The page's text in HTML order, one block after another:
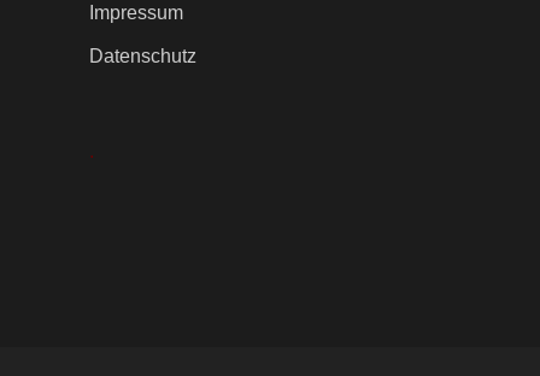
Impressum
Datenschutz
.